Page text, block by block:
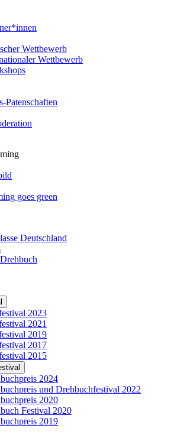
Wettbewerb
Wettbewerb
Patenschaften
goes green
Deutschland
2023
2021
2019
2017
2015
2024
und Drehbuchfestival 2022
2020
Festival 2020
2019